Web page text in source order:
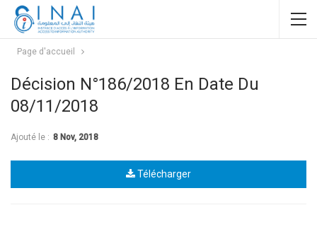
Page d'accueil
Décision N°186/2018 En Date Du
08/11/2018
Ajouté le : 8 Nov, 2018
Télécharger